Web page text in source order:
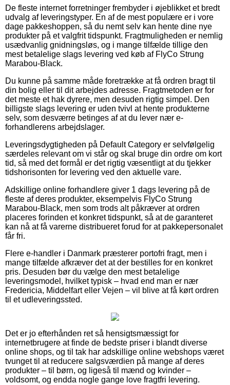
De fleste internet forretninger frembyder i øjeblikket et bredt
udvalg af leveringstyper. En af de mest populære er i vore
dage pakkeshoppen, så du nemt selv kan hente dine nye
produkter på et valgfrit tidspunkt. Fragtmuligheden er nemlig
usædvanlig gnidningsløs, og i mange tilfælde tillige den
mest betalelige slags levering ved køb af FlyCo Strung
Marabou-Black.
Du kunne på samme måde foretrække at få ordren bragt til
din bolig eller til dit arbejdes adresse. Fragtmetoden er for
det meste et hak dyrere, men desuden rigtig simpel. Den
billigste slags levering er uden tvivl at hente produkterne
selv, som desværre betinges af at du lever nær e-
forhandlerens arbejdslager.
Leveringsdygtigheden på Default Category er selvfølgelig
særdeles relevant om vi står og skal bruge din ordre om kort
tid, så med det formål er det rigtig væsentligt at du tjekker
tidshorisonten for levering ved den aktuelle vare.
Adskillige online forhandlere giver 1 dags levering på de
fleste af deres produkter, eksempelvis FlyCo Strung
Marabou-Black, men som trods alt påkræver at ordren
placeres forinden et konkret tidspunkt, så at de garanteret
kan nå at få varerne distribueret forud for at pakkepersonalet
får fri.
Flere e-handler i Danmark præsterer portofri fragt, men i
mange tilfælde afkræver det at der bestilles for en konkret
pris. Desuden bør du vælge den mest betalelige
leveringsmodel, hvilket typisk – hvad end man er nær
Fredericia, Middelfart eller Vejen – vil blive at få kørt ordren
til et udleveringssted.
Det er jo efterhånden ret så hensigtsmæssigt for
internetbrugere at finde de bedste priser i blandt diverse
online shops, og til tak har adskillige online webshops været
tvunget til at reducere salgsværdien på mange af deres
produkter – til børn, og ligeså til mænd og kvinder –
voldsomt, og endda nogle gange love fragtfri levering.